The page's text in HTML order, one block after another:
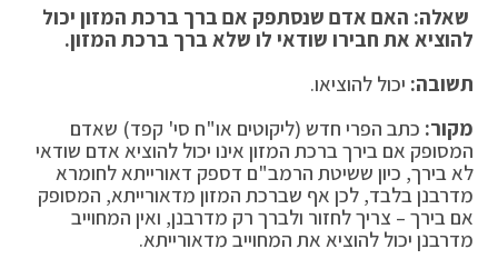
שאלה: האם אדם שנסתפק אם ברך ברכת המזון יכול
להוציא את חבירו שודאי לו שלא ברך ברכת המזון.
תשובה: יכול להוציאו.
מקור: כתב הפרי חדש (ליקוטים או"ח סי' קפד) שאדם
המסופק אם בירך ברכת המזון אינו יכול להוציא אדם שודאי
לא בירך, כיון ששיטת הרמב"ם דספק דאורייתא לחומרא
מדרבנן בלבד, לכן אף שברכת המזון מדאורייתא, המסופק
אם בירך – צריך לחזור ולברך רק מדרבנן, ואין המחוייב
מדרבנן יכול להוציא את המחוייב מדאורייתא.